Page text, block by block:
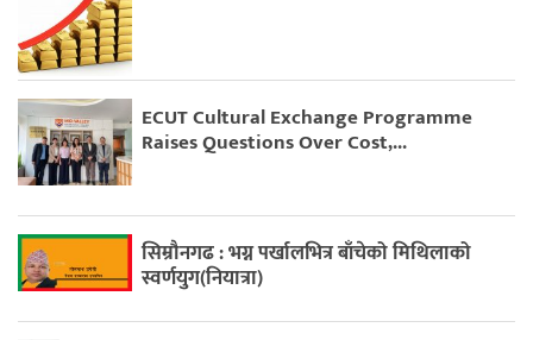
ECUT Cultural Exchange Programme
Raises Questions Over Cost,...
सिम्रौनगढ : भग्न पर्खालभित्र बाँचेको मिथिलाको
स्वर्णयुग(नियात्रा)